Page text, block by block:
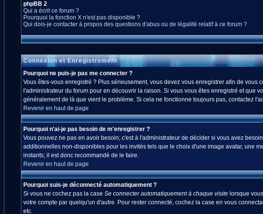
phpBB 2
Qui a écrit ce forum ?
Pourquoi la fonction X n'est pas disponible ?
Qui dois-je contacter à propos des questions d'abus ou de légalité relatif à ce forum ?
Connexion et Enregistrement
Pourquoi ne puis-je pas me connecter ?
Vous êtes-vous enregistré ? Plus sérieusement, vous devez vous enregistrer afin de
l'administrateur du forum pour en découvrir la raison. Si vous vous êtes enregistré et que
généralement de là que vient le problème. Si cela ne fonctionne toujours pas, contactez
Revenir en haut de page
Pourquoi n'ai-je pas besoin de m'enregistrer ?
Vous pouvez ne pas en avoir besoin; c'est à l'administrateur de décider si vous avez
additionnelles non-disponibles pour les invités tels que le choix d'une image avatar, une
instants; il est donc recommandé de le faire.
Revenir en haut de page
Pourquoi suis-je déconnecté automatiquement ?
Si vous ne cochez pas la case Se connecter automatiquement à chaque visitelorsque
votre compte par quelqu'un d'autre. Pour rester connecté, cochez la case en vous
etc.